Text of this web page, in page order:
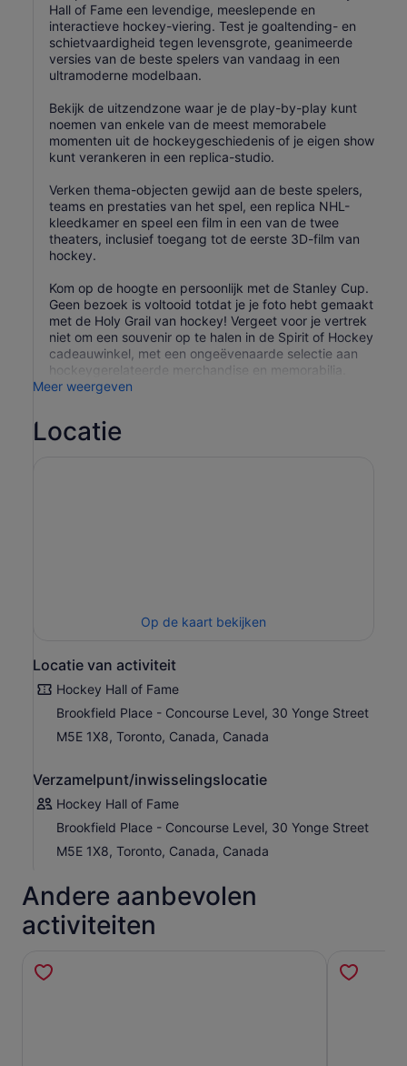
Hall of Fame een levendige, meeslepende en
interactieve hockey-viering. Test je goaltending- en
schietvaardigheid tegen levensgrote, geanimeerde
versies van de beste spelers van vandaag in een
ultramoderne modelbaan.
Bekijk de uitzendzone waar je de play-by-play kunt
noemen van enkele van de meest memorabele
momenten uit de hockeygeschiedenis of je eigen show
kunt verankeren in een replica-studio.
Verken thema-objecten gewijd aan de beste spelers,
teams en prestaties van het spel, een replica NHL-
kleedkamer en speel een film in een van de twee
theaters, inclusief toegang tot de eerste 3D-film van
hockey.
Kom op de hoogte en persoonlijk met de Stanley Cup.
Geen bezoek is voltooid totdat je je foto hebt gemaakt
met de Holy Grail van hockey! Vergeet voor je vertrek
niet om een souvenir op te halen in de Spirit of Hockey
cadeauwinkel, met een ongeëvenaarde selectie aan
hockeygerelateerde merchandise en memorabilia.
Meer weergeven
Locatie
Op de kaart bekijken
Locatie van activiteit
Hockey Hall of Fame
Brookfield Place - Concourse Level, 30 Yonge Street
M5E 1X8, Toronto, Canada, Canada
Verzamelpunt/inwisselingslocatie
Hockey Hall of Fame
Brookfield Place - Concourse Level, 30 Yonge Street
M5E 1X8, Toronto, Canada, Canada
Andere aanbevolen
activiteiten